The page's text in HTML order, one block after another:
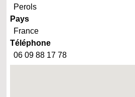
Perols
Pays
France
Téléphone
06 09 88 17 78